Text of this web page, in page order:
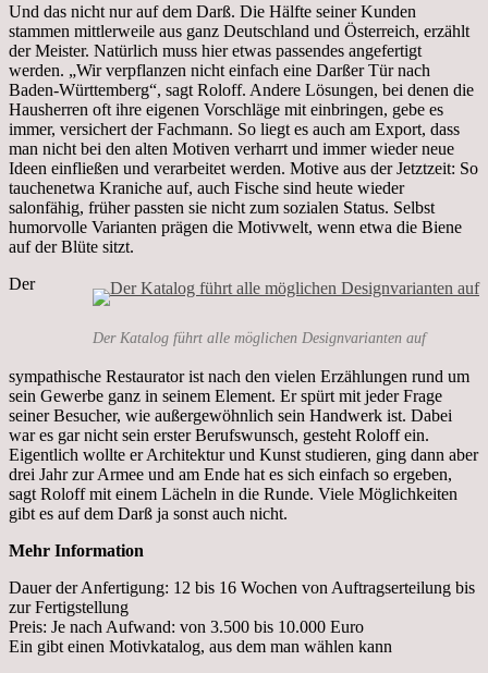
Und das nicht nur auf dem Darß. Die Hälfte seiner Kunden
stammen mittlerweile aus ganz Deutschland und Österreich, erzählt
der Meister. Natürlich muss hier etwas passendes angefertigt
werden. „Wir verpflanzen nicht einfach eine Darßer Tür nach
Baden-Württemberg“, sagt Roloff. Andere Lösungen, bei denen die
Hausherren oft ihre eigenen Vorschläge mit einbringen, gebe es
immer, versichert der Fachmann. So liegt es auch am Export, dass
man nicht bei den alten Motiven verharrt und immer wieder neue
Ideen einfließen und verarbeitet werden. Motive aus der Jetztzeit: So
tauchenetwa Kraniche auf, auch Fische sind heute wieder
salonfähig, früher passten sie nicht zum sozialen Status. Selbst
humorvolle Varianten prägen die Motivwelt, wenn etwa die Biene
auf der Blüte sitzt.
Der Katalog führt alle möglichen Designvarianten auf
Der
sympathische Restaurator ist nach den vielen Erzählungen rund um
sein Gewerbe ganz in seinem Element. Er spürt mit jeder Frage
seiner Besucher, wie außergewöhnlich sein Handwerk ist. Dabei
war es gar nicht sein erster Berufswunsch, gesteht Roloff ein.
Eigentlich wollte er Architektur und Kunst studieren, ging dann aber
drei Jahr zur Armee und am Ende hat es sich einfach so ergeben,
sagt Roloff mit einem Lächeln in die Runde. Viele Möglichkeiten
gibt es auf dem Darß ja sonst auch nicht.
Mehr Information
Dauer der Anfertigung: 12 bis 16 Wochen von Auftragserteilung bis
zur Fertigstellung
Preis: Je nach Aufwand: von 3.500 bis 10.000 Euro
Ein gibt einen Motivkatalog, aus dem man wählen kann